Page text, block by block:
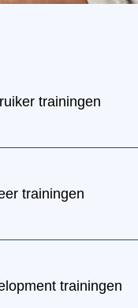
trainingen
trainingen
trainingen